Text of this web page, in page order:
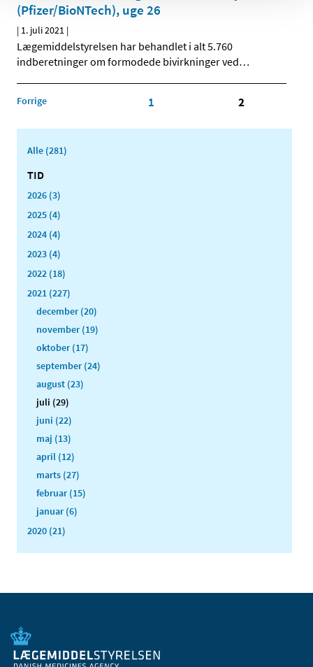
(Pfizer/BioNTech), uge 26
| 1. juli 2021 |
Lægemiddelstyrelsen har behandlet i alt 5.760
indberetninger om formodede bivirkninger ved…
Forrige 1 2
Alle (281)
TID
2026 (3)
2025 (4)
2024 (4)
2023 (4)
2022 (18)
2021 (227)
december (20)
november (19)
oktober (17)
september (24)
august (23)
juli (29)
juni (22)
maj (13)
april (12)
marts (27)
februar (15)
januar (6)
2020 (21)